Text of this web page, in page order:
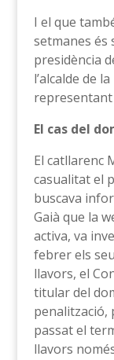
I el que
setmanes és
presidència
l’alcalde de
representant
El cas del
El catllarenc
casualitat el
buscava
Gaià que la
activa, va
febrer els
llavors, el
titular del
penalització,
passat el
llavors